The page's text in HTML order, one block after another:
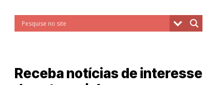
Receba notícias de interesse